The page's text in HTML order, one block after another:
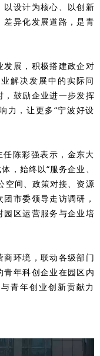
以设计为核心、以创新
差异化发展道路，是青
发展，积极搭建政企对
解决发展中的实际问
，鼓励企业进一步发挥
力，让更多“宁波好设
陈彩强表示，金东大
，始终以“服务企业、
空间、政策对接、资源
市委领导走访调研，
园区运营服务与企业培
环境，联动各级部门
年科创企业在园区内
青年创业创新贡献力